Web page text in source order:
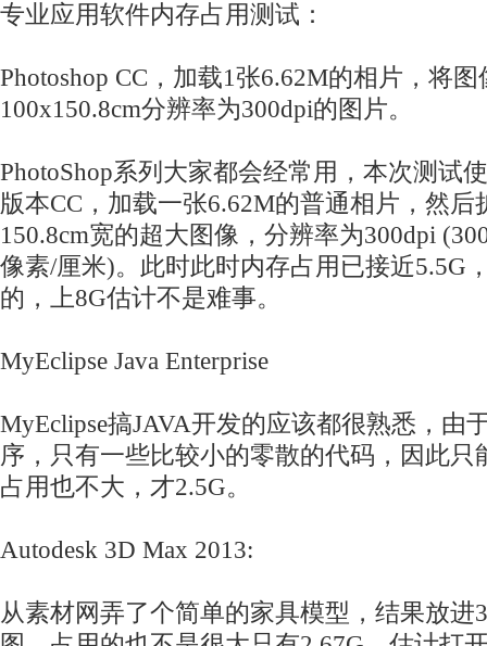
专业应用软件内存占用测试：
Photoshop CC，加载1张6.62M的相片，将
100x150.8cm分辨率为300dpi的图片。
PhotoShop系列大家都会经常用，本次测试
版本CC，加载一张6.62M的普通相片，然后
150.8cm宽的超大图像，分辨率为300dpi
像素/厘米)。此时此时内存占用已接近5.5G
的，上8G估计不是难事。
MyEclipse Java Enterprise
MyEclipse搞JAVA开发的应该都很熟悉，由
序，只有一些比较小的零散的代码，因此只
占用也不大，才2.5G。
Autodesk 3D Max 2013:
从素材网弄了个简单的家具模型，结果放进